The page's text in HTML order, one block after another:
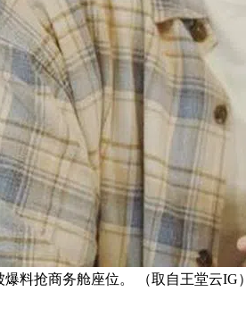
料抢商务舱座位。 （取自王堂云IG）